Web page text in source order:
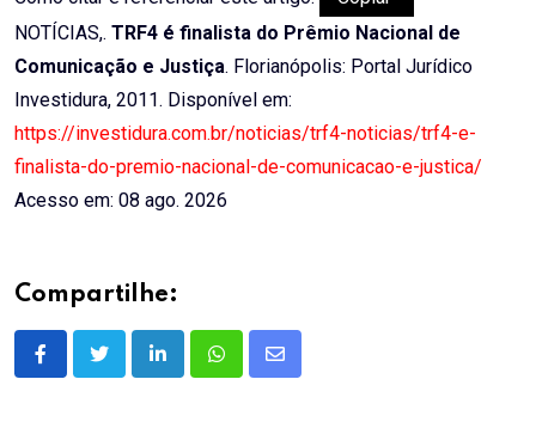
NOTÍCIAS,. TRF4 é finalista do Prêmio Nacional de
Comunicação e Justiça. Florianópolis: Portal Jurídico
Investidura, 2011. Disponível em:
https://investidura.com.br/noticias/trf4-noticias/trf4-e-
finalista-do-premio-nacional-de-comunicacao-e-justica/
Acesso em: 08 ago. 2026
Compartilhe:
LinkedInWhatsappShare